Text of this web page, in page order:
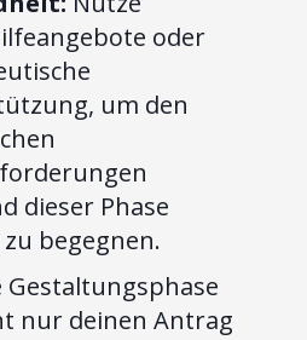
oder
um den
dieser Phase
begegnen.
Gestaltungsphase
nur deinen Antrag